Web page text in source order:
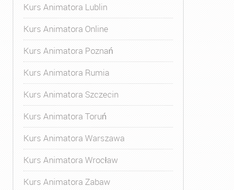
Kurs Animatora Lublin
Kurs Animatora Online
Kurs Animatora Poznań
Kurs Animatora Rumia
Kurs Animatora Szczecin
Kurs Animatora Toruń
Kurs Animatora Warszawa
Kurs Animatora Wrocław
Kurs Animatora Zabaw